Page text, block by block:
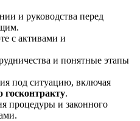
и руководства перед
с активами и
и понятные этапы
под ситуацию, включая
госконтракту.
процедуры и законного